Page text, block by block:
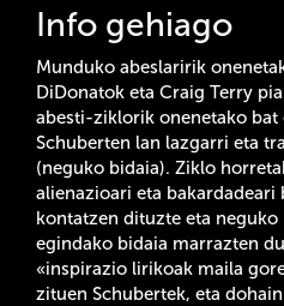
Info gehiago
Munduko abeslaririk
DiDonatok eta Craig Terry
abesti-ziklorik onenetako bat
Schuberten lan lazgarri eta
(neguko bidaia). Ziklo
alienazioari eta
kontatzen dituzte eta
egindako bidaia marrazten
«inspirazio lirikoak maila
zituen Schubertek, eta